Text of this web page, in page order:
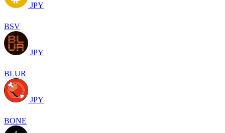
JPY
BSV
JPY
BLUR
JPY
BONE